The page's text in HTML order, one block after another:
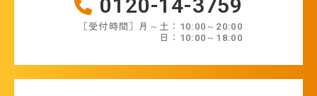
0120-14-3759
［受付時間］月～土：10:00～20:00
日：10:00～18:00